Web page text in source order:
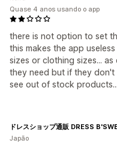
there is not option to set
this makes the app
sizes or clothing sizes...
they need but if they don't
see out of stock products...
Quase 4 anos usando o app
ドレスショップ通販 DRESS
Japão